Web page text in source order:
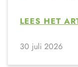
LEES HET
30 juli 2026